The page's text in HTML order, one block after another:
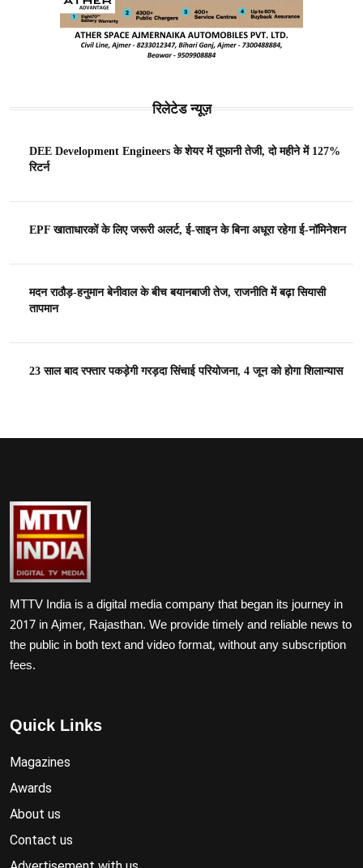
रिलेटेड न्यूज़
DEE Development Engineers के शेयर में तूफानी तेजी, दो महीने में 127%
रिटर्न
EPF खाताधारकों के लिए जरूरी अलर्ट, ई-साइन के बिना अधूरा रहेगा ई-नॉमिनेशन
मदन राठौड़-हनुमान बेनीवाल के बीच बयानबाजी तेज, राजनीति में बढ़ा सियासी
तापमान
23 साल बाद रफ्तार पकड़ेगी गरड़दा सिंचाई परियोजना, 4 जून को होगा शिलान्यास
MTTV India is a digital media company that began its journey in
2017 in Ajmer, Rajasthan. We provide timely and reliable news to
the public in both text and video format, without any subscription
fees.
Quick Links
Magazines
Awards
About us
Contact us